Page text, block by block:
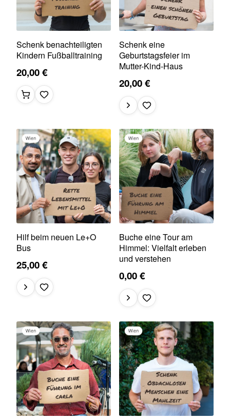
Schenk benachteiligten
Kindern Fußballtraining
20,00 €
Schenk eine
Geburtstagsfeier im
Mutter-Kind-Haus
20,00 €
Hilf beim neuen Le+O
Bus
25,00 €
Buche eine Tour am
Himmel: Vielfalt erleben
und verstehen
0,00 €